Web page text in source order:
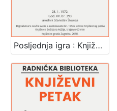
Posljednja igra : Književni petak, dvorana u Novinarskom domu, 28. 1. 1972., br. 393 / Nikola Pulić ; urednik Stanislav Škunca